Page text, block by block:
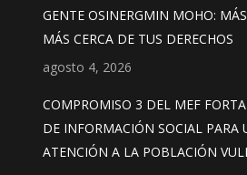
GENTE OSINERGMIN MOHO:
MÁS CERCA DE TUS DERECHOS
agosto 4, 2026
COMPROMISO 3 DEL MEF
DE INFORMACIÓN SOCIAL PARA
ATENCIÓN A LA POBLACIÓN